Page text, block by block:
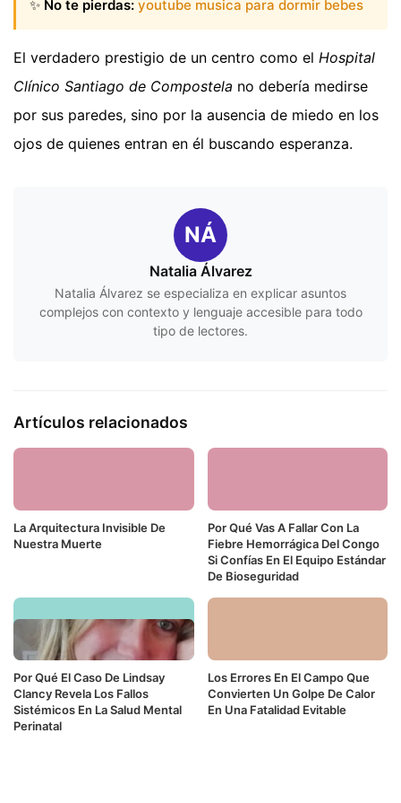
✨ No te pierdas: youtube musica para dormir bebes
El verdadero prestigio de un centro como el Hospital
Clínico Santiago de Compostela no debería medirse
por sus paredes, sino por la ausencia de miedo en los
ojos de quienes entran en él buscando esperanza.
NÁ
Natalia Álvarez
Natalia Álvarez se especializa en explicar asuntos
complejos con contexto y lenguaje accesible para todo
tipo de lectores.
Artículos relacionados
La Arquitectura Invisible De
Nuestra Muerte
Por Qué Vas A Fallar Con La
Fiebre Hemorrágica Del Congo
Si Confías En El Equipo Estándar
De Bioseguridad
Por Qué El Caso De Lindsay
Clancy Revela Los Fallos
Sistémicos En La Salud Mental
Perinatal
Los Errores En El Campo Que
Convierten Un Golpe De Calor
En Una Fatalidad Evitable